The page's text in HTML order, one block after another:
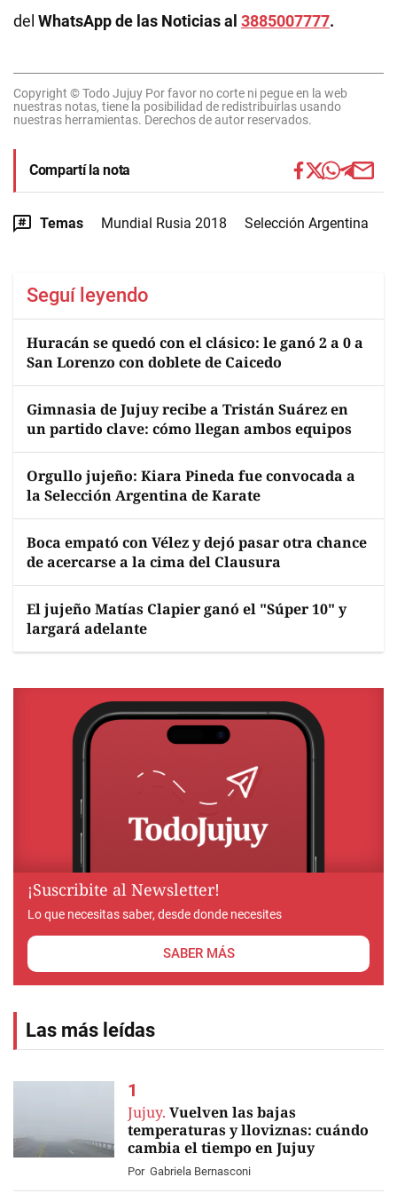
del WhatsApp de las Noticias al 3885007777.
Copyright © Todo Jujuy Por favor no corte ni pegue en la web
nuestras notas, tiene la posibilidad de redistribuirlas usando
nuestras herramientas. Derechos de autor reservados.
Compartí la nota
Temas Mundial Rusia 2018 Selección Argentina
Seguí leyendo
Huracán se quedó con el clásico: le ganó 2 a 0 a
San Lorenzo con doblete de Caicedo
Gimnasia de Jujuy recibe a Tristán Suárez en
un partido clave: cómo llegan ambos equipos
Orgullo jujeño: Kiara Pineda fue convocada a
la Selección Argentina de Karate
Boca empató con Vélez y dejó pasar otra chance
de acercarse a la cima del Clausura
El jujeño Matías Clapier ganó el "Súper 10" y
largará adelante
¡Suscribite al Newsletter!
Lo que necesitas saber, desde donde necesites
SABER MÁS
Las más leídas
Jujuy. Vuelven las bajas
temperaturas y lloviznas: cuándo
cambia el tiempo en Jujuy
Por Gabriela Bernasconi